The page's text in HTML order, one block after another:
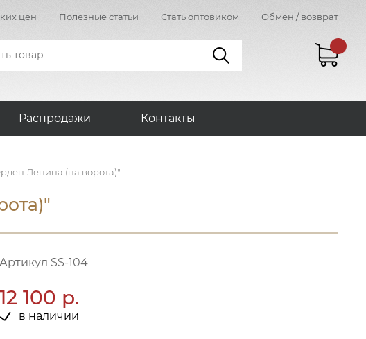
цен Полезные статьи Стать оптовиком Обмен / возврат
...
Распродажи Контакты
Ленина (на ворота)"
Артикул SS-104
12 100 р.
в наличии